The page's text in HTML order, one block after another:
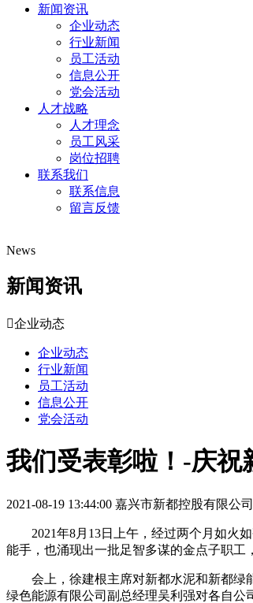
新闻资讯
企业动态
行业新闻
员工活动
信息公开
党会活动
人才战略
人才理念
员工风采
岗位招聘
联系我们
联系信息
留言反馈
News
新闻资讯
企业动态
企业动态
行业新闻
员工活动
信息公开
党会活动
我们受表彰啦！-庆祝
2021-08-19 13:44:00 嘉兴市新都控股有限公司
2021年8月 13日上午，经过两个月如火
能手，也涌现出一批足智多谋的金点子职工
会上，徐建根主席对新都水泥和新都
绿色能源有限公司副总经理吴利强对各自